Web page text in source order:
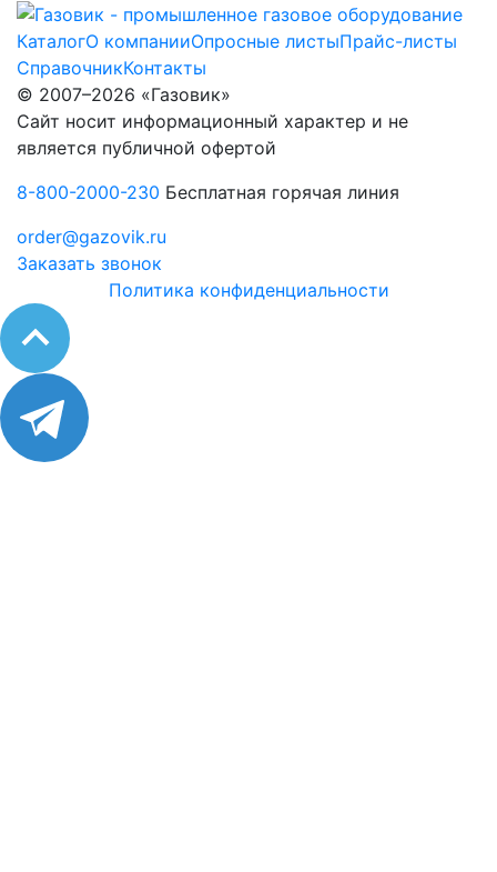
КаталогО компанииОпросные листыПрайс-листы
СправочникКонтакты
© 2007–2026 «Газовик»
Сайт носит информационный характер и не
является публичной офертой
8-800-2000-230 Бесплатная горячая линия
order@gazovik.ru
Заказать звонок
Политика конфиденциальности